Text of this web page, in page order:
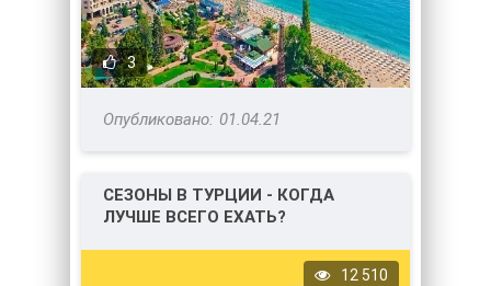
3
01.04.21
СЕЗОНЫ В ТУРЦИИ - КОГДА
ЛУЧШЕ ВСЕГО ЕХАТЬ?
12 510